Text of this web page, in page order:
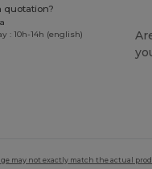
quotation?
: 10h-14h (english)
may not exactly match the actual